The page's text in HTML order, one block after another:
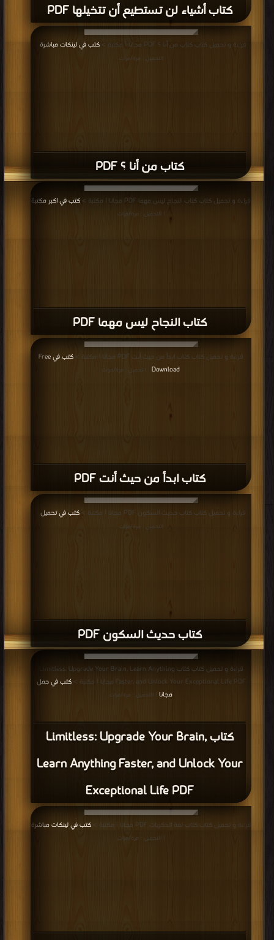
كتاب أشياء لن تستطيع أن تتخيلها PDF
كتاب من أنا ؟ PDF
قراءة و تحميل كتاب كتاب من أنا ؟ PDF مجانا | مكتبة > كتب في لينكات مباشرة
التحميل : مرة/مرات
كتاب النجاح ليس مهما PDF
قراءة و تحميل كتاب كتاب النجاح ليس مهما PDF مجانا | مكتبة > كتب في اكبر مكتبة
| التحميل : مرة/مرات
كتاب ابدأ من حيث أنت PDF
قراءة و تحميل كتاب كتاب ابدأ من حيث أنت PDF مجانا | مكتبة >
كتب في Free
Download | التحميل : مرة/مرات
كتاب حديث السكون PDF
قراءة و تحميل كتاب كتاب حديث السكون PDF مجانا | مكتبة > كتب في تحميل
التحميل : مرة/مرات
كتاب Limitless: Upgrade Your Brain,
Learn Anything Faster, and Unlock Your
Exceptional Life PDF
قراءة و تحميل كتاب كتاب Limitless: Upgrade Your Brain, Learn Anything
Faster, and Unlock Your Exceptional Life PDF مجانا | مكتبة >
كتب في حمل
مجانا | التحميل : مرة/مرات
قراءة و تحميل كتاب كتاب لغة الذكريات PDF مجانا | مكتبة > كتب في لينكات مباشرة
| التحميل : مرة/مرات